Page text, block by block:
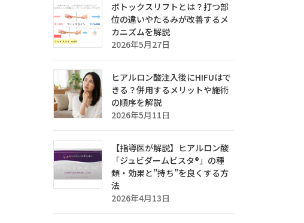
ボトックスリフトとは？打つ部
位の違いやたるみが改善するメ
カニズムを解説
2026年5月27日
ヒアルロン酸注入後にHIFUはで
きる？併用するメリットや施術
の順序を解説
2026年5月11日
【指導医が解説】ヒアルロン酸
「ジュビダームビスタ®」の種
類・効果と”持ち”を良くする方
法
2026年4月13日